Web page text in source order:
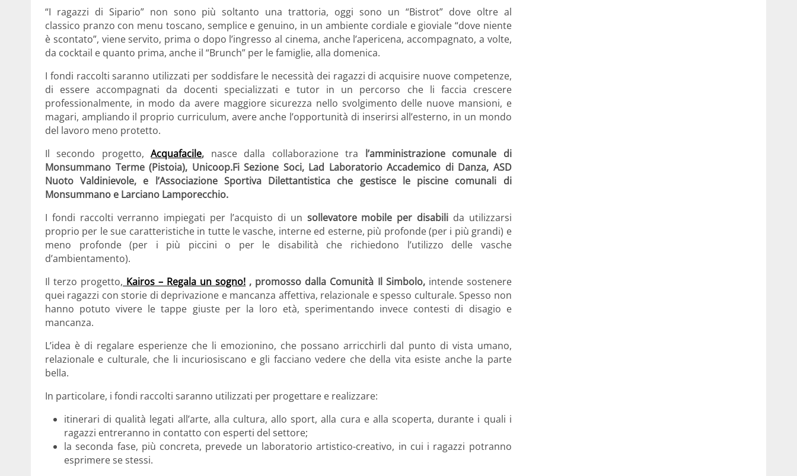
“I ragazzi di Sipario” non sono più soltanto una trattoria, oggi sono un “Bistrot” dove oltre al
classico pranzo con menu toscano, semplice e genuino, in un ambiente cordiale e gioviale “dove niente
è scontato”, viene servito, prima o dopo l’ingresso al cinema, anche l’apericena, accompagnato, a volte,
da cocktail e quanto prima, anche il “Brunch” per le famiglie, alla domenica.
I fondi raccolti saranno utilizzati per soddisfare le necessità dei ragazzi di acquisire nuove competenze,
di essere accompagnati da docenti specializzati e tutor in un percorso che li faccia crescere
professionalmente, in modo da avere maggiore sicurezza nello svolgimento delle nuove mansioni, e
magari, ampliando il proprio curriculum, avere anche l’opportunità di inserirsi all’esterno, in un mondo
del lavoro meno protetto.
Il secondo progetto,Acquafacile, nasce dalla collaborazione tra l’amministrazione comunale di
Monsummano Terme (Pistoia), Unicoop.Fi Sezione Soci, Lad Laboratorio Accademico di Danza, ASD
Nuoto Valdinievole, e l’Associazione Sportiva Dilettantistica che gestisce le piscine comunali di
Monsummano e Larciano Lamporecchio.
I fondi raccolti verranno impiegati per l’acquisto di un sollevatore mobile per disabili da utilizzarsi
proprio per le sue caratteristiche in tutte le vasche, interne ed esterne, più profonde (per i più grandi) e
meno profonde (per i più piccini o per le disabilità che richiedono l’utilizzo delle vasche
d’ambientamento).
Il terzo progetto, Kairos – Regala un sogno! , promosso dalla Comunità Il Simbolo, intende sostenere
quei ragazzi con storie di deprivazione e mancanza affettiva, relazionale e spesso culturale. Spesso non
hanno potuto vivere le tappe giuste per la loro età, sperimentando invece contesti di disagio e
mancanza.
L’idea è di regalare esperienze che li emozionino, che possano arricchirli dal punto di vista umano,
relazionale e culturale, che li incuriosiscano e gli facciano vedere che della vita esiste anche la parte
bella.
In particolare, i fondi raccolti saranno utilizzati per progettare e realizzare:
itinerari di qualità legati all’arte, alla cultura, allo sport, alla cura e alla scoperta, durante i quali i
ragazzi entreranno in contatto con esperti del settore;
la seconda fase, più concreta, prevede un laboratorio artistico-creativo, in cui i ragazzi potranno
esprimere se stessi.